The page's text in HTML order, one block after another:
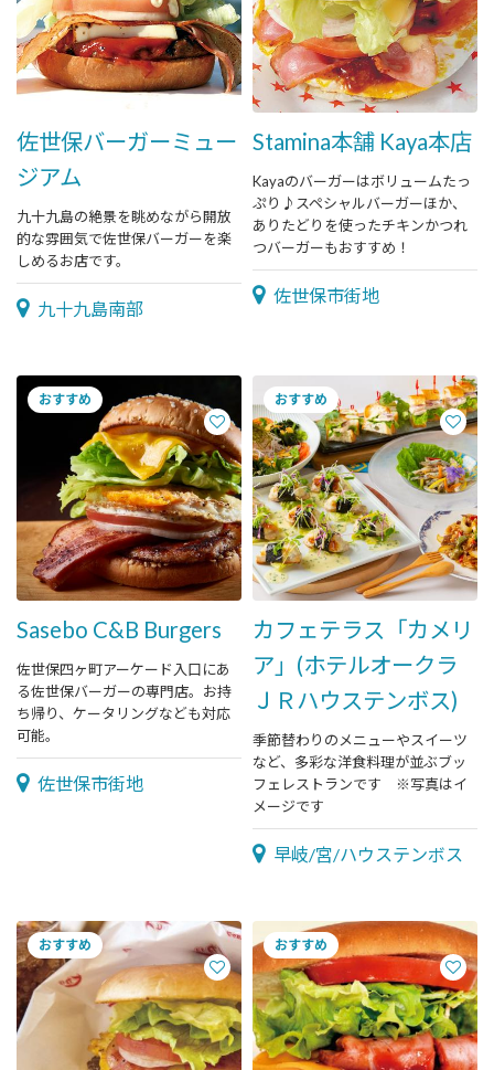
佐世保バーガーミュー
ジアム
九十九島の絶景を眺めながら開放
的な雰囲気で佐世保バーガーを楽
しめるお店です。
九十九島南部
Stamina本舗 Kaya本店
Kayaのバーガーはボリュームたっ
ぷり♪スペシャルバーガーほか、
ありたどりを使ったチキンかつれ
つバーガーもおすすめ！
佐世保市街地
Sasebo C&B Burgers
佐世保四ヶ町アーケード入口にあ
る佐世保バーガーの専門店。お持
ち帰り、ケータリングなども対応
可能。
佐世保市街地
カフェテラス「カメリ
ア」(ホテルオークラ
ＪＲハウステンボス)
季節替わりのメニューやスイーツ
など、多彩な洋食料理が並ぶブッ
フェレストランです ※写真はイ
メージです
早岐/宮/ハウステンボス